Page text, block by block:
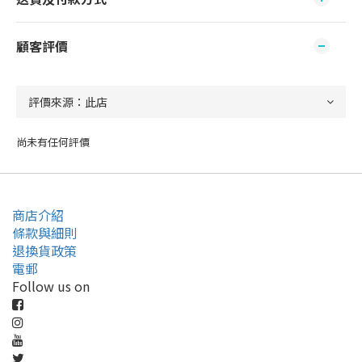
顧客評價
尚未有任何評價
商店介紹
條款與細則
退換貨政策
電郵
Follow us on